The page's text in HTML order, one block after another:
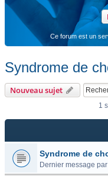
Ce forum est un
Syndrome de
Nouveau sujet
1
Syndrome de
Dernier message par